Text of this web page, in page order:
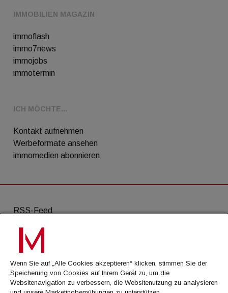
IMMOBILIEN MAGAZIN
immoflash
immo7news
immojobs
immotermin
ICH MÖCHTE...
Kontakt aufnehmen
Werbeformate ansehen
immomedien abonnieren
RSS-Feed
AGB
Datenschutz
Kontakt
Impressum
Wenn Sie auf „Alle Cookies akzeptieren“ klicken, stimmen Sie der
Speicherung von Cookies auf Ihrem Gerät zu, um die
Websitenavigation zu verbessern, die Websitenutzung zu analysieren